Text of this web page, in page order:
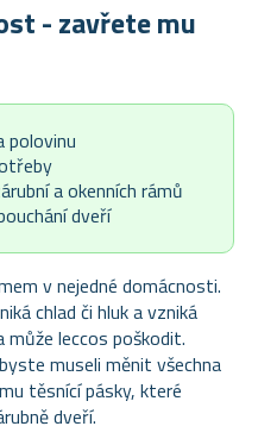
- zavřete mu
polovinu
a okenních rámů
dveří
v nejedné domácnosti.
chlad či hluk a vzniká
leccos poškodit.
museli měnit všechna
těsnící pásky, které
dveří.